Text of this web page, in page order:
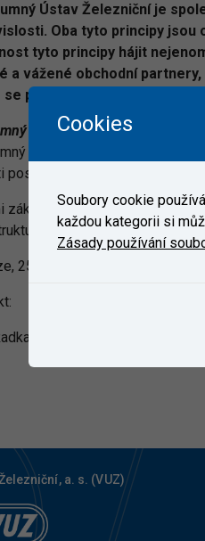
Ústav Železniční je
Oba tyto principy jsou
tyto principy hájit
a vážené obchodní
připojujeme k iniciativám
Ústav Železniční, a.s. –
Ústav Železniční, a.s.
posuzování, certifikace a
zákazníky jsou výrobci
provozovatelé dráhy i
25. 2. 2022
Pretlová, Marketing a
a. s. (VUZ)
Cookies
Soubory cookie
každou kategorii si
Zásady používání